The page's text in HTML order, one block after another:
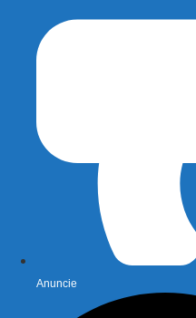
Anuncie